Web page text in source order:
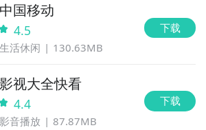
中国移动
4.5
生活休闲 130.63MB
下载
影视大全快看
4.4
影音播放 87.87MB
下载